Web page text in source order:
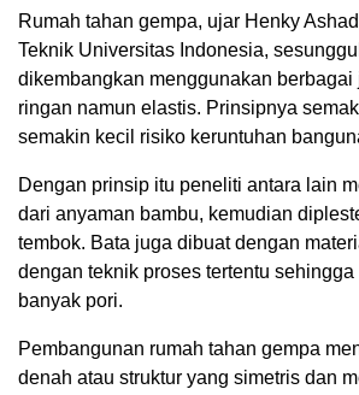
Rumah tahan gempa, ujar Henky
Teknik Universitas Indonesia,
dikembangkan menggunakan berbagai
ringan namun elastis. Prinsipnya
semakin kecil risiko keruntuhan
Dengan prinsip itu peneliti antara lain
dari anyaman bambu, kemudian
tembok. Bata juga dibuat dengan
dengan teknik proses tertentu sehingga
banyak pori.
Pembangunan rumah tahan gempa
denah atau struktur yang simetris dan